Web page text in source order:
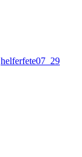
helferfete07_29